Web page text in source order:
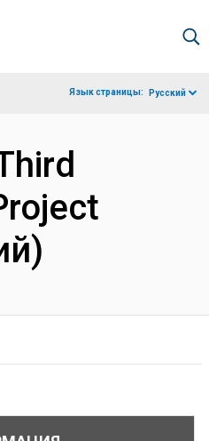
Язык страницы: Русский